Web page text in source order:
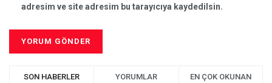
adresim ve site adresim bu tarayıcıya kaydedilsin.
SON HABERLER YORUMLAR EN ÇOK OKUNAN